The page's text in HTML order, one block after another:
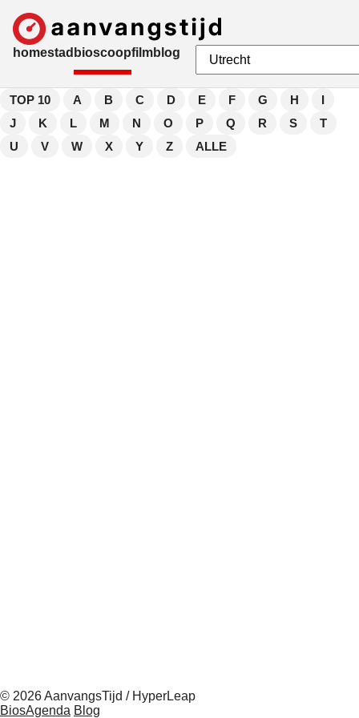
homestad bioscoopfilmblog
TOP 10 A B C D E F G H
I
J
K L M N O P Q R S
T
U
V W X Y Z ALLE
© 2026 AanvangsTijd / HyperLeap
BiosAgenda Blog